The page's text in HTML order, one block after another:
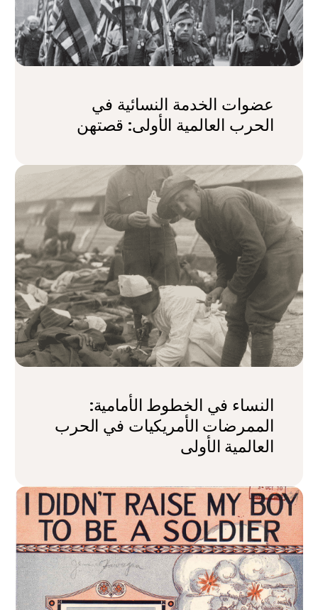
عضوات الخدمة النسائية في
الحرب العالمية الأولى: قصتهن
النساء في الخطوط الأمامية:
الممرضات الأمريكيات في الحرب
العالمية الأولى